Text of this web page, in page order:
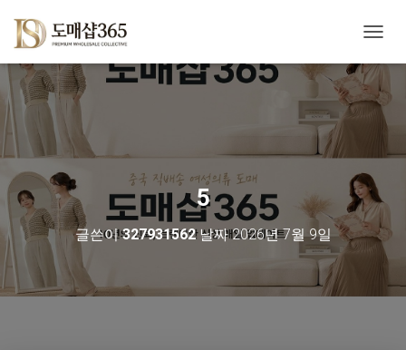
비
게
이
션
5
글쓴이327931562날짜2026년 7월 9일